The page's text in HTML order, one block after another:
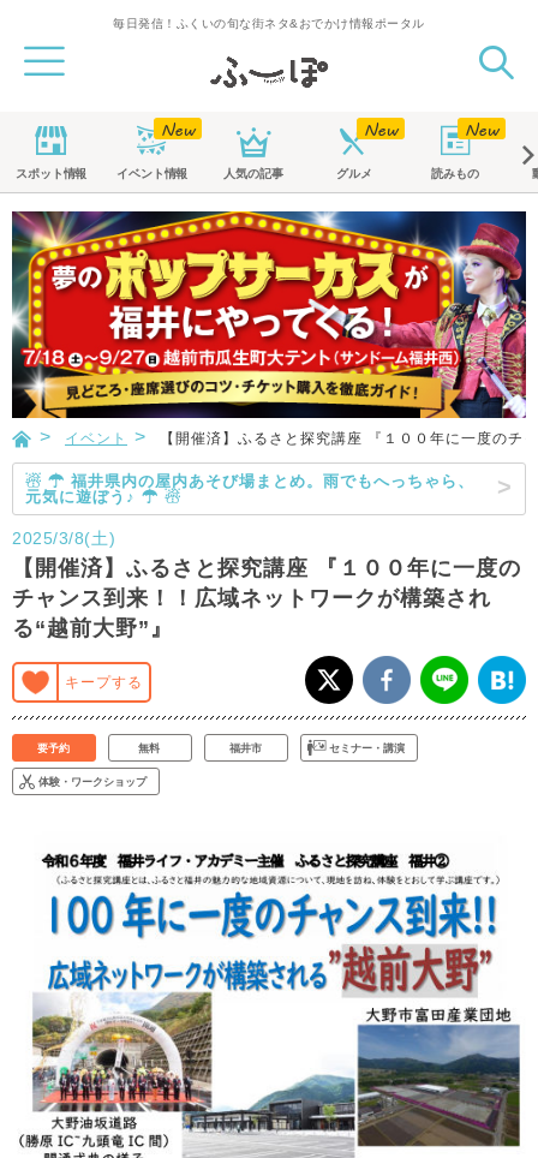
毎日発信！ふくいの旬な街ネタ&おでかけ情報ポータル
スポット情報 イベント情報 人気の記事 グルメ 読みもの
イベント 【開催済】ふるさと探究講座 『１００年に一度のチ
☃ ☂ 福井県内の屋内あそび場まとめ。雨でもへっちゃら、
元気に遊ぼう♪ ☂ ☃
2025/3/8(土)
【開催済】ふるさと探究講座 『１００年に一度の
チャンス到来！！広域ネットワークが構築され
る“越前大野”』
キープする
要予約 無料 福井市 セミナー・講演
体験・ワークショップ